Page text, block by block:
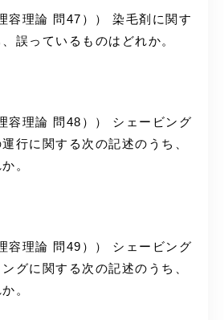
容理論 問47）） 染毛剤に関す
誤っているものはどれか。
容理論 問48）） シェービング
行に関する次の記述のうち、
。
容理論 問49）） シェービング
グに関する次の記述のうち、
。